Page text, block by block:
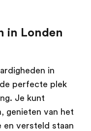
in Londen
in
perfecte plek
Je kunt
genieten van het
en versteld staan